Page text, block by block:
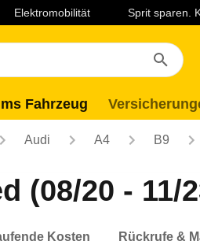
Elektromobilität Sprit sparen.
Fahrzeug
Audi A4 B9
(08/20 - 11/
Kosten Rückrufe &